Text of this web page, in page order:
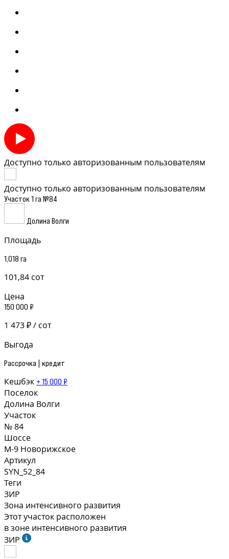
Доступно только авторизованным пользователям
Доступно только авторизованным пользователям
Участок 1 га №84
Долина Волги
Площадь
1,018 га
101,84 сот
Цена
150 000 ₽
1 473 ₽ / сот
Выгода
Рассрочка | кредит
Кешбэк + 15 000 ₽
Поселок
Долина Волги
Участок
№ 84
Шоссе
М-9 Новорижское
Артикул
SYN_52_84
Теги
ЗИР
Зона интенсивного развития
Этот участок расположен
в зоне интенсивного развития
ЗИР